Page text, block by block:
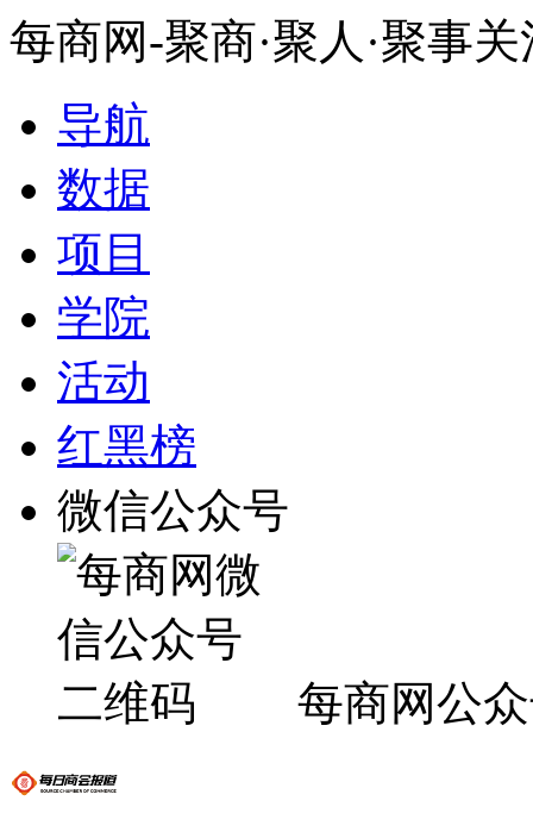
每商网-聚商·聚人·聚事
导航
数据
项目
学院
活动
红黑榜
微信公众号
每商网公